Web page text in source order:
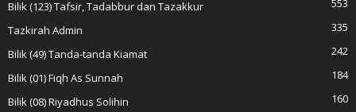
Bilik (123) Tafsir, Tadabbur dan Tazakkur
553
Tazkirah Admin
335
Bilik (49) Tanda-tanda Kiamat
242
Bilik (01) Fiqh As Sunnah
184
Bilik (08) Riyadhus Solihin
160